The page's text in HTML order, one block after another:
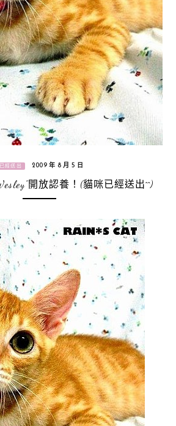
已經送出 2009 年 8 月 5 日
開放認養！(貓咪已經送出^^)